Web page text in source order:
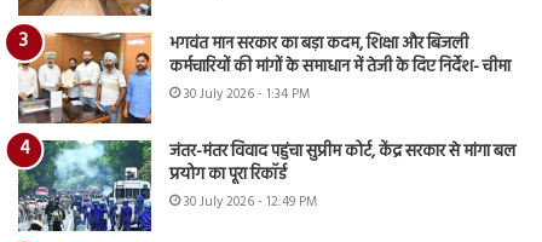
भगवंत मान सरकार का बड़ा कदम, शिक्षा और बिजली
कर्मचारियों की मांगों के समाधान में तेजी के दिए निर्देश- चीमा
30 July 2026 - 1:34 PM
जंतर-मंतर विवाद पहुंचा सुप्रीम कोर्ट, केंद्र सरकार से मांगा बल
प्रयोग का पूरा रिकॉर्ड
30 July 2026 - 12:49 PM